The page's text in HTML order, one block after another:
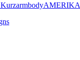
AMERIKA